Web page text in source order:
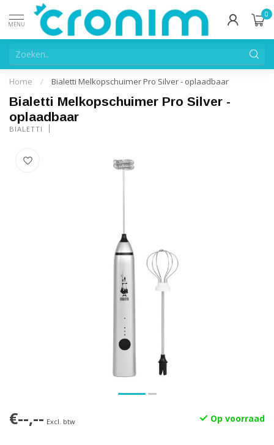
MENU
0
Home / Bialetti Melkopschuimer Pro Silver - oplaadbaar
Bialetti Melkopschuimer Pro Silver -
oplaadbaar
BIALETTI
€--,-- Excl. btw Op voorraad